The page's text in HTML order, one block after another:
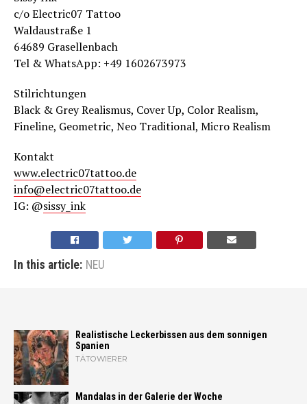
c/o Electric07 Tattoo
Waldaustraße 1
64689 Grasellenbach
Tel & WhatsApp: +49 1602673973
Stilrichtungen
Black & Grey Realismus, Cover Up, Color Realism,
Fineline, Geometric, Neo Traditional, Micro Realism
Kontakt
www.electric07tattoo.de
info@electric07tattoo.de
IG: @sissy_ink
In this article: NEU
Realistische Leckerbissen aus dem sonnigen
Spanien
TÄTOWIERER
Mandalas in der Galerie der Woche